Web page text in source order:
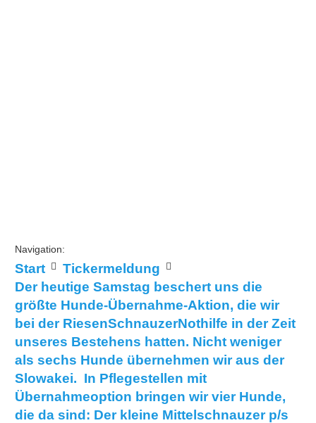
Navigation:
Start
Tickermeldung
Der heutige Samstag beschert uns die
größte Hunde-Übernahme-Aktion, die wir
bei der RiesenSchnauzerNothilfe in der Zeit
unseres Bestehens hatten. Nicht weniger
als sechs Hunde übernehmen wir aus der
Slowakei. In Pflegestellen mit
Übernahmeoption bringen wir vier Hunde,
die da sind: Der kleine Mittelschnauzer p/s